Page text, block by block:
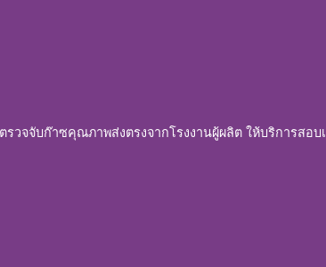
วจจับก๊าซคุณภาพส่งตรงจากโรงงานผู้ผลิต ให้บริการส